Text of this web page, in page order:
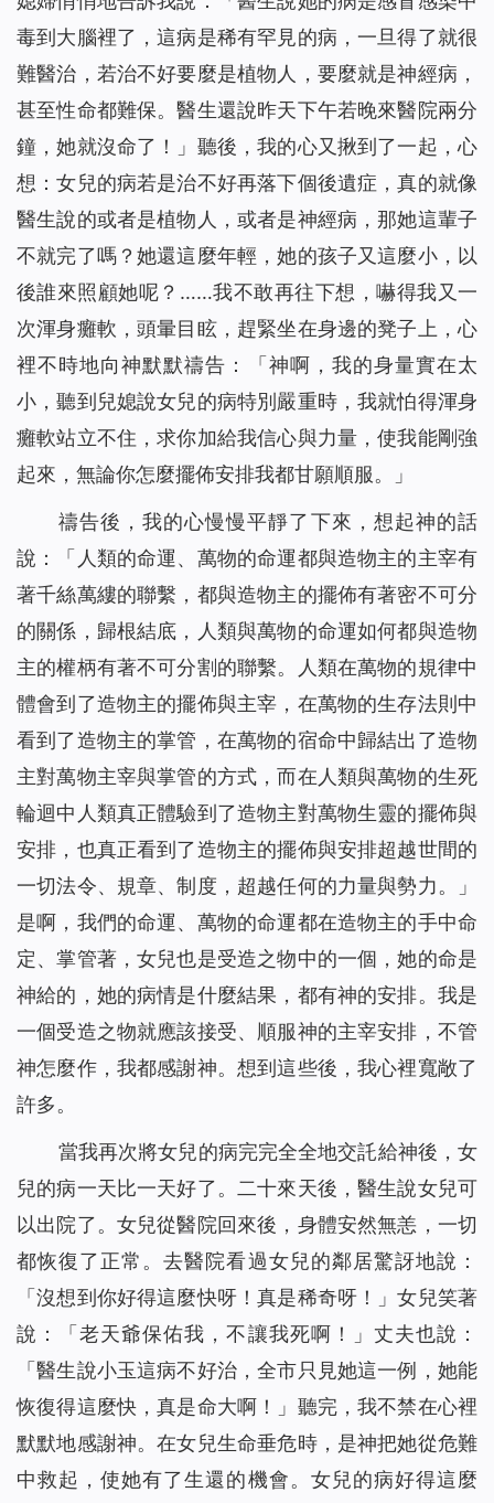
毒到大腦裡了，這病是稀有罕見的病，一旦得了就很
難醫治，若治不好要麼是植物人，要麼就是神經病，
甚至性命都難保。醫生還說昨天下午若晚來醫院兩分
鐘，她就沒命了！」聽後，我的心又揪到了一起，心
想：女兒的病若是治不好再落下個後遺症，真的就像
醫生說的或者是植物人，或者是神經病，那她這輩子
不就完了嗎？她還這麼年輕，她的孩子又這麼小，以
後誰來照顧她呢？……我不敢再往下想，嚇得我又一
次渾身癱軟，頭暈目眩，趕緊坐在身邊的凳子上，心
裡不時地向神默默禱告：「神啊，我的身量實在太
小，聽到兒媳說女兒的病特別嚴重時，我就怕得渾身
癱軟站立不住，求你加給我信心與力量，使我能剛強
起來，無論你怎麼擺佈安排我都甘願順服。」
禱告後，我的心慢慢平靜了下來，想起神的話
說：「 人類的命運、萬物的命運都與造物主的主宰有
著千絲萬縷的聯繫，都與造物主的擺佈有著密不可分
的關係，歸根結底，人類與萬物的命運如何都與造物
主的權柄有著不可分割的聯繫。人類在萬物的規律中
體會到了造物主的擺佈與主宰，在萬物的生存法則中
看到了造物主的掌管，在萬物的宿命中歸結出了造物
主對萬物主宰與掌管的方式，而在人類與萬物的生死
輪迴中人類真正體驗到了造物主對萬物生靈的擺佈與
安排，也真正看到了造物主的擺佈與安排超越世間的
一切法令、規章、制度，超越任何的力量與勢力。
」
是啊，我們的命運、萬物的命運都在造物主的手中命
定、掌管著，女兒也是受造之物中的一個，她的命是
神給的，她的病情是什麼結果，都有神的安排。我是
一個受造之物就應該接受、順服神的主宰安排，不管
神怎麼作，我都感謝神。想到這些後，我心裡寬敞了
許多。
當我再次將女兒的病完完全全地交託給神後，女
兒的病一天比一天好了。二十來天後，醫生說女兒可
以出院了。女兒從醫院回來後，身體安然無恙，一切
都恢復了正常。去醫院看過女兒的鄰居驚訝地說：
「沒想到你好得這麼快呀！真是稀奇呀！」女兒笑著
說：「老天爺保佑我，不讓我死啊！」丈夫也說：
「醫生說小玉這病不好治，全市只見她這一例，她能
恢復得這麼快，真是命大啊！」聽完，我不禁在心裡
默默地感謝神。在女兒生命垂危時，是神把她從危難
中救起，使她有了生還的機會。女兒的病好得這麼